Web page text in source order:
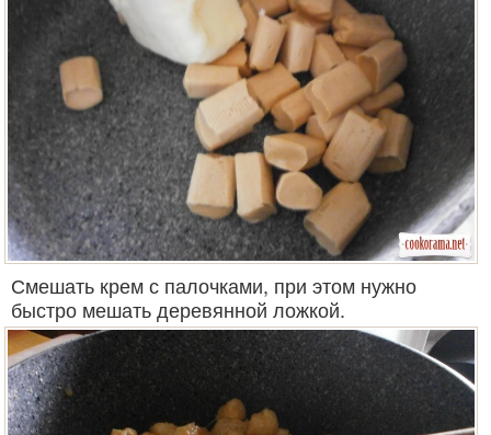
Смешать крем с палочками, при этом нужно
быстро мешать деревянной ложкой.